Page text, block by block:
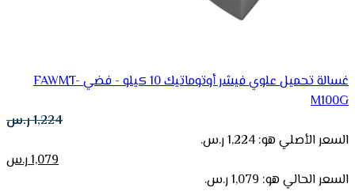
غسالة تحميل علوي فيشر أوتوماتيك 10 كيلو - فضي FAWMT-
M100G
1,224ر.س
السعر الأصلي هو: 1,224 ر.س.
1,079ر.س
السعر الحالي هو: 1,079 ر.س.